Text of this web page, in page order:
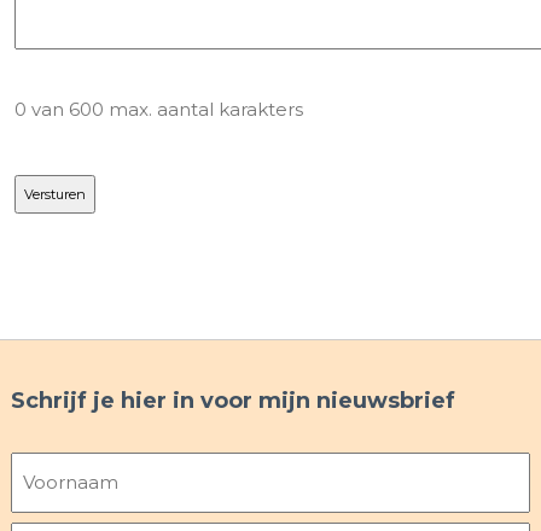
0 van 600 max. aantal karakters
Schrijf je hier in voor mijn nieuwsbrief
Naam